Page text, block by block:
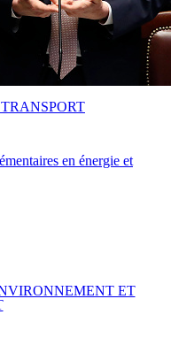
en énergie et
ET